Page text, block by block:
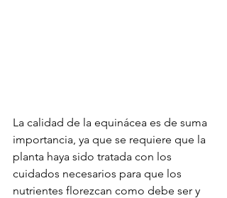
La calidad de la equinácea es de suma
importancia, ya que se requiere que la
planta haya sido tratada con los
cuidados necesarios para que los
nutrientes florezcan como debe ser y